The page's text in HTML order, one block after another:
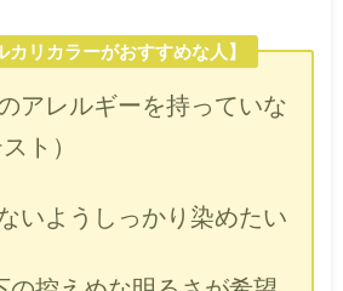
カリカラーがおすすめな人】
アレルギーを持っていな
ト）
いようしっかり染めたい